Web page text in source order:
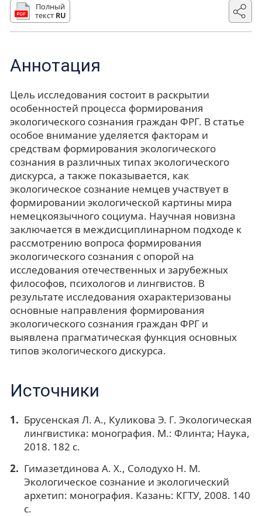
Полный
текст RU
Аннотация
Цель исследования состоит в раскрытии
особенностей процесса формирования
экологического сознания граждан ФРГ. В статье
особое внимание уделяется факторам и
средствам формирования экологического
сознания в различных типах экологического
дискурса, а также показывается, как
экологическое сознание немцев участвует в
формировании экологической картины мира
немецкоязычного социума. Научная новизна
заключается в междисциплинарном подходе к
рассмотрению вопроса формирования
экологического сознания с опорой на
исследования отечественных и зарубежных
философов, психологов и лингвистов. В
результате исследования охарактеризованы
основные направления формирования
экологического сознания граждан ФРГ и
выявлена прагматическая функция основных
типов экологического дискурса.
Источники
Брусенская Л. А., Куликова Э. Г. Экологическая
лингвистика: монография. М.: Флинта; Наука,
2018. 182 с.
Гимазетдинова А. Х., Солодухо Н. М.
Экологическое сознание и экологический
архетип: монография. Казань: КГТУ, 2008. 140
с.